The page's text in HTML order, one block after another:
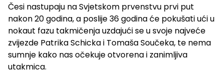
Česi nastupaju na Svjetskom prvenstvu prvi put
nakon 20 godina, a poslije 36 godina će pokušati ući u
nokaut fazu takmičenja uzdajući se u svoje najveće
zvijezde Patrika Schicka i Tomaša Součeka, te nema
sumnje kako nas očekuje otvorena i zanimljiva
utakmica.